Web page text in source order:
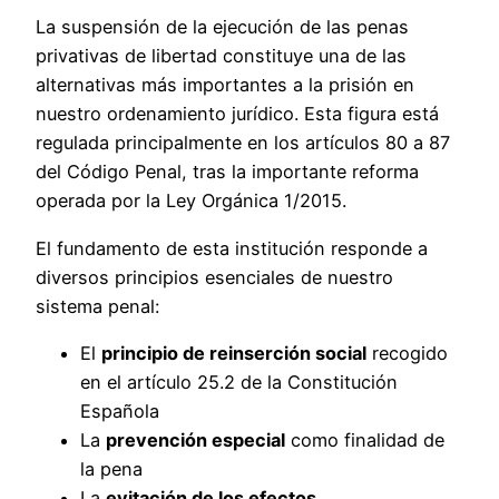
La suspensión de la ejecución de las penas
privativas de libertad constituye una de las
alternativas más importantes a la prisión en
nuestro ordenamiento jurídico. Esta figura está
regulada principalmente en los artículos 80 a 87
del Código Penal, tras la importante reforma
operada por la Ley Orgánica 1/2015.
El fundamento de esta institución responde a
diversos principios esenciales de nuestro
sistema penal:
El principio de reinserción social recogido
en el artículo 25.2 de la Constitución
Española
La prevención especial como finalidad de
la pena